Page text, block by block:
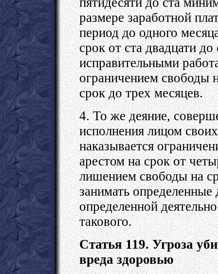
размере заработной
период до одного
срок от ста двадцати
исправительными
ограничением свободы
срок до трех месяцев.
4. То же деяние,
исполнения лицом
наказывается
арестом на срок от
лишением свободы на
занимать
определенной
такового.
Статья 119. Угроза
вреда здоровью